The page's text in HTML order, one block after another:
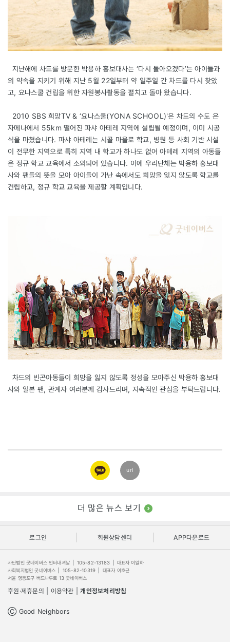
지난해에 차드를 방문한 박용하 홍보대사는 ‘다시 돌아오겠다’는 아이들과
의 약속을 지키기 위해 지난 5월 22일부터 약 일주일 간 차드를 다시 찾았
고, 요나스쿨 건립을 위한 자원봉사활동을 펼치고 돌아 왔습니다.
2010 SBS 희망TV & ‘요나스쿨(YONA SCHOOL)'은 차드의 수도 은
자메나에서 55km 떨어진 파샤 아테레 지역에 설립될 예정이며, 이미 시공
식을 마쳤습니다. 파샤 아테레는 시골 마을로 학교, 병원 등 사회 기반 시설
이 전무한 지역으로 특히 지역 내 학교가 하나도 없어 아테레 지역의 아동들
은 정규 학교 교육에서 소외되어 있습니다. 이에 우리단체는 박용하 홍보대
사와 팬들의 뜻을 모아 아이들이 가난 속에서도 희망을 잃지 않도록 학교를
건립하고, 정규 학교 교육을 제공할 계획입니다.
차드의 빈곤아동들이 희망을 잃지 않도록 정성을 모아주신 박용하 홍보대
사와 일본 팬, 관계자 여러분께 감사드리며, 지속적인 관심을 부탁드립니다.
카카오
링크
url
더 많은 뉴스 보기
로그인 회원상담센터 APP다운로드
사단법인 굿네이버스 인터내셔날 105-82-13183
대표자 이일하
사회복지법인 굿네이버스
105-82-10319
대표자 이호균
서울 영등포구 버드나루로 13 굿네이버스
후원·제휴문의 이용약관 개인정보처리방침
Ⓒ Good Neighbors